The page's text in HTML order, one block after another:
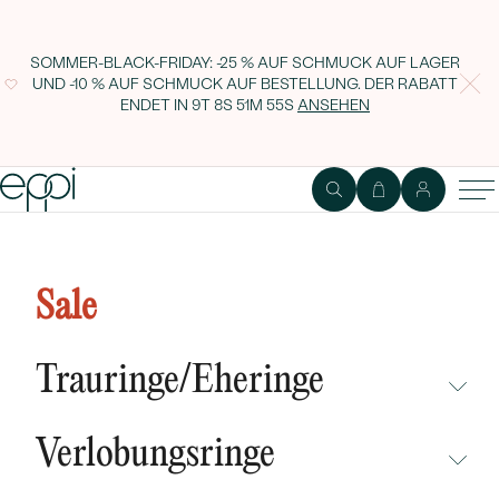
SOMMER-BLACK-FRIDAY: -25 % AUF SCHMUCK AUF LAGER
UND -10 % AUF SCHMUCK AUF BESTELLUNG. DER RABATT
ENDET IN 9T 8S 51M 54SANSEHEN
Sale
Trauringe/Eheringe
NEUHEITEN
Verlobungsringe